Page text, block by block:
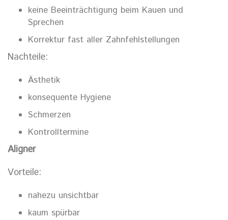
keine Beeinträchtigung beim Kauen und
Sprechen
Korrektur fast aller Zahnfehlstellungen
Nachteile:
Ästhetik
konsequente Hygiene
Schmerzen
Kontrolltermine
Aligner
Vorteile:
nahezu unsichtbar
kaum spürbar